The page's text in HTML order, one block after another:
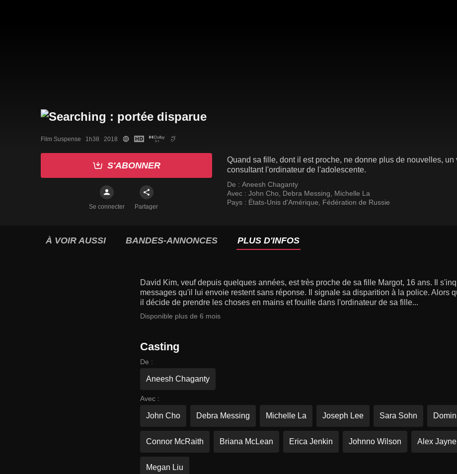
Film Suspense   1h38   2018
S'ABONNER
Se connecter Partager
Quand sa fille, dont il est proche, ne donne plus de nouvelles,
consultant l'ordinateur de l'adolescente.
De : Aneesh Chaganty
Avec : John Cho Debra Messing
Michelle La
Pays : États-Unis d'Amérique Fédération de Russie
À VOIR AUSSI BANDES-ANNONCES PLUS D'INFOS
David Kim, veuf depuis quelques années, est très proche de sa fille Margot, 16 ans. Il
messages qu'il lui envoie restent sans réponse. Il signale sa disparition à la police. Alors
il décide de prendre les choses en mains et fouille dans l'ordinateur de sa fille...
Disponible plus de 6 mois
Casting
De :
Aneesh Chaganty
Avec :
John Cho Debra Messing Michelle La Joseph Lee Sara Sohn
Connor McRaith Briana McLean Erica Jenkin Johnno Wilson Alex
Megan Liu